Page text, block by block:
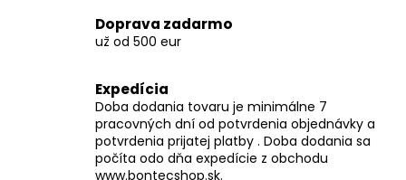
ý
u
Doprava zadarmo
už od 500 eur
Expedícia
Doba dodania tovaru je minimálne 7
pracovných dní od potvrdenia objednávky a
potvrdenia prijatej platby . Doba dodania sa
počíta odo dňa expedície z obchodu
www.bontecshop.sk.